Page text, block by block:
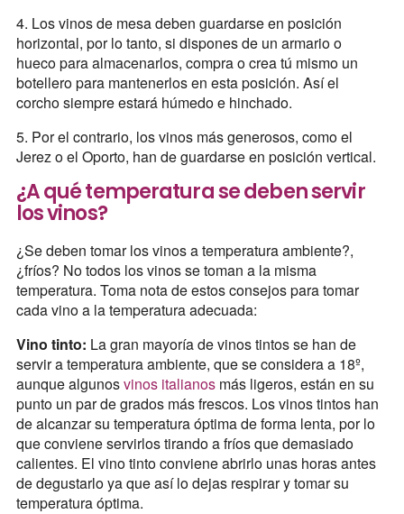
4. Los vinos de mesa deben guardarse en posición
horizontal, por lo tanto, si dispones de un armario o
hueco para almacenarlos, compra o crea tú mismo un
botellero para mantenerlos en esta posición. Así el
corcho siempre estará húmedo e hinchado.
5. Por el contrario, los vinos más generosos, como el
Jerez o el Oporto, han de guardarse en posición vertical.
¿A qué temperatura se deben servir
los vinos?
¿Se deben tomar los vinos a temperatura ambiente?,
¿fríos? No todos los vinos se toman a la misma
temperatura. Toma nota de estos consejos para tomar
cada vino a la temperatura adecuada:
Vino tinto: La gran mayoría de vinos tintos se han de
servir a temperatura ambiente, que se considera a 18º,
aunque algunosvinos italianosmás ligeros, están en su
punto un par de grados más frescos. Los vinos tintos han
de alcanzar su temperatura óptima de forma lenta, por lo
que conviene servirlos tirando a fríos que demasiado
calientes. El vino tinto conviene abrirlo unas horas antes
de degustarlo ya que así lo dejas respirar y tomar su
temperatura óptima.